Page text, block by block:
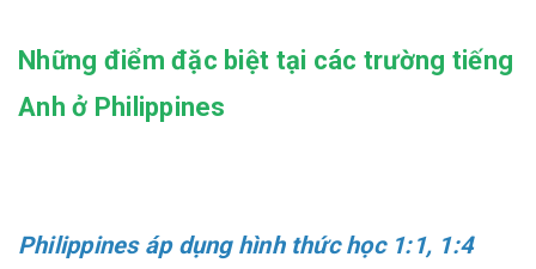
Những điểm đặc biệt tại các trường tiếng
Anh ở Philippines
Philippines áp dụng hình thức học 1:1, 1:4